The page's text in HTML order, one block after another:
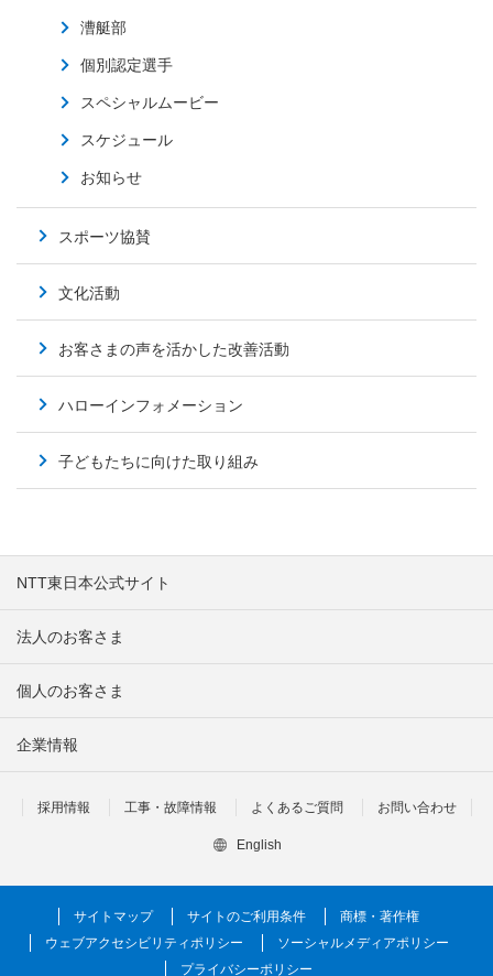
漕艇部
個別認定選手
スペシャルムービー
スケジュール
お知らせ
スポーツ協賛
文化活動
お客さまの声を活かした改善活動
ハローインフォメーション
子どもたちに向けた取り組み
NTT東日本公式サイト
法人のお客さま
個人のお客さま
企業情報
採用情報 工事・故障情報 よくあるご質問 お問い合わせ
English
サイトマップ サイトのご利用条件
商標・著作権
ウェブアクセシビリティポリシー
ソーシャルメディアポリシー
プライバシーポリシー